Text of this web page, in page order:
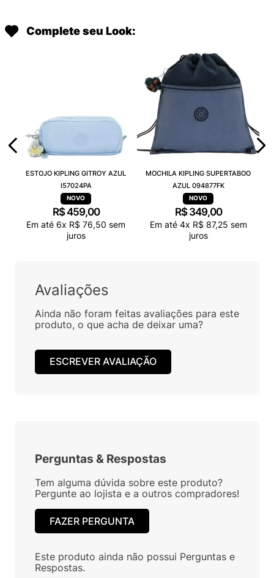
Complete seu Look:
ESTOJO KIPLING GITROY AZUL
I57024PA
R$459,00
Em até 6x R$ 76,50 sem
juros
MOCHILA KIPLING SUPERTABOO
AZUL 094877FK
R$ 349,00
Em até 4x R$ 87,25 sem
juros
Avaliações
Ainda não foram feitas avaliações para este
produto, o que acha de deixar uma?
ESCREVER AVALIAÇÃO
Perguntas & Respostas
Tem alguma dúvida sobre este produto?
Pergunte ao lojista e a outros compradores!
FAZER PERGUNTA
Este produto ainda não possui Perguntas e
Respostas.